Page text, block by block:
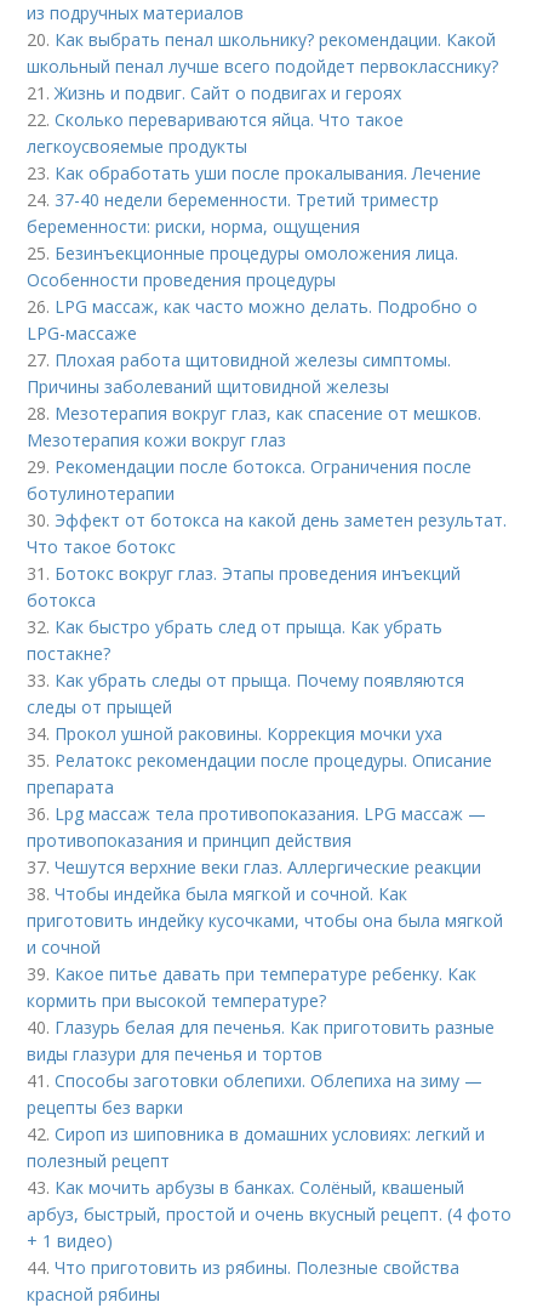
из подручных материалов
20. Как выбрать пенал школьнику? рекомендации. Какой
школьный пенал лучше всего подойдет первокласснику?
21.Жизнь и подвиг. Сайт о подвигах и героях
22.Сколько перевариваются яйца. Что такое
легкоусвояемые продукты
23. Как обработать уши после прокалывания. Лечение
24. 37-40 недели беременности. Третий триместр
беременности: риски, норма, ощущения
25. Безинъекционные процедуры омоложения лица.
Особенности проведения процедуры
26. LPG массаж, как часто можно делать. Подробно о
LPG-массаже
27. Плохая работа щитовидной железы симптомы.
Причины заболеваний щитовидной железы
28. Мезотерапия вокруг глаз, как спасение от мешков.
Мезотерапия кожи вокруг глаз
29. Рекомендации после ботокса. Ограничения после
ботулинотерапии
30. Эффект от ботокса на какой день заметен результат.
Что такое ботокс
31. Ботокс вокруг глаз. Этапы проведения инъекций
ботокса
32. Как быстро убрать след от прыща. Как убрать
постакне?
33. Как убрать следы от прыща. Почему появляются
следы от прыщей
34. Прокол ушной раковины. Коррекция мочки уха
35. Релатокс рекомендации после процедуры. Описание
препарата
36. Lpg массаж тела противопоказания. LPG массаж —
противопоказания и принцип действия
37.Чешутся верхние веки глаз. Аллергические реакции
38.Чтобы индейка была мягкой и сочной. Как
приготовить индейку кусочками, чтобы она была мягкой
и сочной
39. Какое питье давать при температуре ребенку. Как
кормить при высокой температуре?
40. Глазурь белая для печенья. Как приготовить разные
виды глазури для печенья и тортов
41.Способы заготовки облепихи. Облепиха на зиму —
рецепты без варки
42.Сироп из шиповника в домашних условиях: легкий и
полезный рецепт
43. Как мочить арбузы в банках. Солёный, квашеный
арбуз, быстрый, простой и очень вкусный рецепт. (4 фото
+ 1 видео)
44.Что приготовить из рябины. Полезные свойства
красной рябины